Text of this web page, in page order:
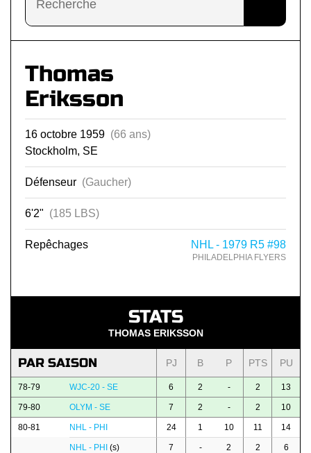
Thomas
Eriksson
16 octobre 1959 (66 ans)
Stockholm, SE
Défenseur (Gaucher)
6'2" (185 LBS)
Repêchages NHL - 1979 R5 #98
PHILADELPHIA FLYERS
STATS
THOMAS ERIKSSON
PAR SAISON PJ B P PTS PU
78-79 WJC-20 - SE 6 2 - 2 13
79-80 OLYM - SE 7 2 - 2 10
80-81 NHL - PHI 24 1 10 11 14
NHL - PHI (s) 7 - 2 2 6